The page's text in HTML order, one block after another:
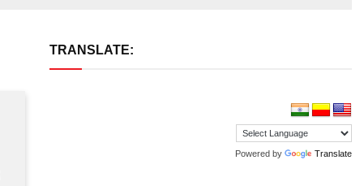
TRANSLATE:
Powered by Translate